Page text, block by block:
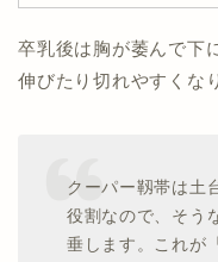
卒乳後は胸が萎んで下
伸びたり切れやすくな
クーパー靱帯は土
役割なので、そう
垂します。これが